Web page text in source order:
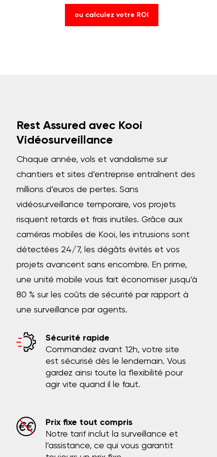
ou calculez votre ROI
Rest Assured avec Kooi
Vidéosurveillance
Chaque année, vols et vandalisme sur
chantiers et sites d’entreprise entraînent des
millions d’euros de pertes. Sans
vidéosurveillance temporaire, vos projets
risquent retards et frais inutiles. Grâce aux
caméras mobiles de Kooi, les intrusions sont
détectées 24/7, les dégâts évités et vos
projets avancent sans encombre. En prime,
une unité mobile vous fait économiser jusqu’à
80 % sur les coûts de sécurité par rapport à
une surveillance par agents.
Sécurité rapide
Commandez avant 12h, votre site
est sécurisé dès le lendemain. Vous
gardez ainsi toute la flexibilité pour
agir vite quand il le faut.
Prix fixe tout compris
Notre tarif inclut la surveillance et
l’assistance, ce qui vous garantit